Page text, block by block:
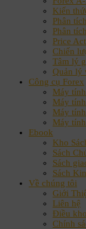
Kiến
Phân
Phân
Price
Chiến
Tâm lý
Quản lý
Công cụ Forex
Máy
Máy
Máy
Máy
Ebook
Kho
Sách
Sách
Sách
Về chúng tôi
Giới
Liên hệ
Điều
Chính